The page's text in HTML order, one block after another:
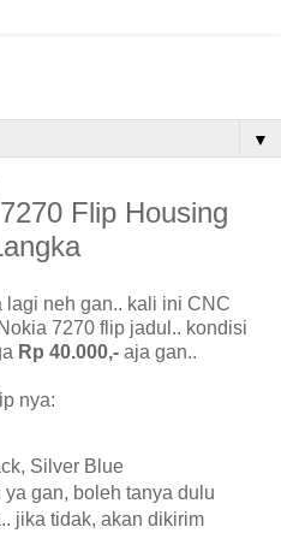
▼
Flip Housing
neh gan.. kali ini CNC
7270 flip jadul.. kondisi
Rp 40.000,- aja gan..
nya:
Silver Blue
gan, boleh tanya dulu
jika tidak, akan dikirim